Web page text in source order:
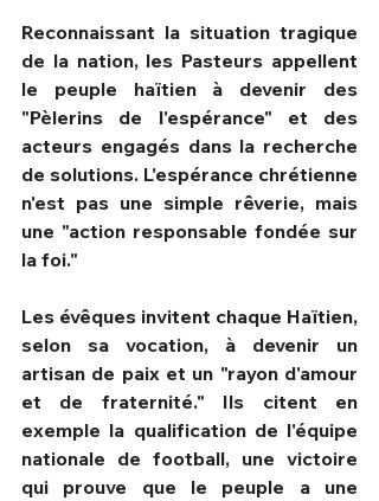
Reconnaissant la situation tragique
de la nation, les Pasteurs appellent
le peuple haïtien à devenir des
"Pèlerins de l'espérance" et des
acteurs engagés dans la recherche
de solutions. L'espérance chrétienne
n'est pas une simple rêverie, mais
une "action responsable fondée sur
la foi."
​Les évêques invitent chaque Haïtien,
selon sa vocation, à devenir un
artisan de paix et un "rayon d'amour
et de fraternité." Ils citent en
exemple la qualification de l'équipe
nationale de football, une victoire
qui prouve que le peuple a une